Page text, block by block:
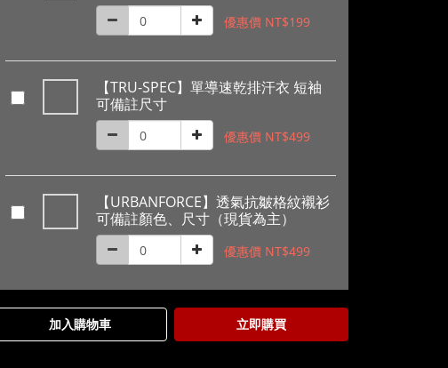
優惠價 NT$199
【TRU-SPEC】單導速乾排汗衣 短袖
可備註尺寸
優惠價 NT$499
【URBANFORCE】透氣抗皺格紋襯衫
可備註顏色、尺寸（現貨為主）
優惠價 NT$499
加入購物車 立即購買